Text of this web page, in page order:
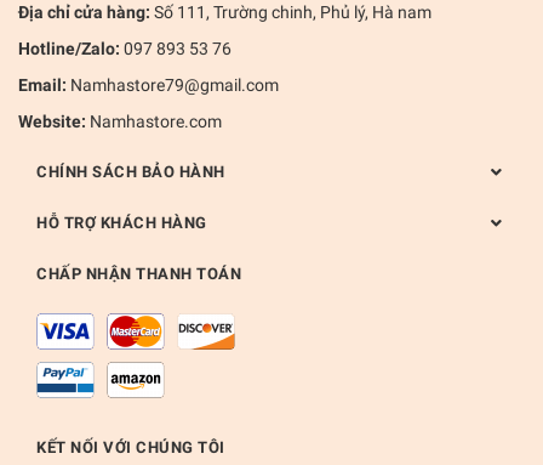
Địa chỉ cửa hàng: Số 111, Trường chinh, Phủ lý, Hà nam
Hotline/Zalo: 097 893 53 76
Email: Namhastore79@gmail.com
Website: Namhastore.com
CHÍNH SÁCH BẢO HÀNH
HỖ TRỢ KHÁCH HÀNG
CHẤP NHẬN THANH TOÁN
KẾT NỐI VỚI CHÚNG TÔI